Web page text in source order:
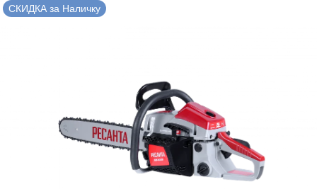
СКИДКА за Наличку